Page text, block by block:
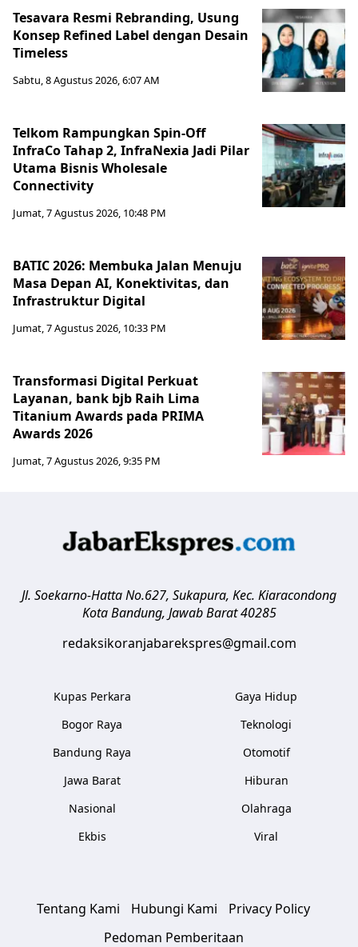
Tesavara Resmi Rebranding, Usung
Konsep Refined Label dengan Desain
Timeless
Sabtu, 8 Agustus 2026, 6:07 AM
Telkom Rampungkan Spin-Off
InfraCo Tahap 2, InfraNexia Jadi Pilar
Utama Bisnis Wholesale
Connectivity
Jumat, 7 Agustus 2026, 10:48 PM
BATIC 2026: Membuka Jalan Menuju
Masa Depan AI, Konektivitas, dan
Infrastruktur Digital
Jumat, 7 Agustus 2026, 10:33 PM
Transformasi Digital Perkuat
Layanan, bank bjb Raih Lima
Titanium Awards pada PRIMA
Awards 2026
Jumat, 7 Agustus 2026, 9:35 PM
Jl. Soekarno-Hatta No.627, Sukapura, Kec. Kiaracondong
Kota Bandung, Jawab Barat 40285
redaksikoranjabarekspres@gmail.com
Kupas Perkara
Bogor Raya
Bandung Raya
Jawa Barat
Nasional
Ekbis
Gaya Hidup
Teknologi
Otomotif
Hiburan
Olahraga
Viral
Tentang Kami Hubungi Kami
Privacy Policy
Pedoman Pemberitaan